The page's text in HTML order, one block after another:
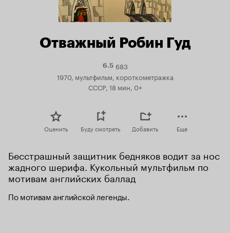
Отважный Робин Гуд
6.5Рейтинг
6.5
683
1970, мультфильм, короткометражка
СССР, 18 мин, 0+
Оценить Буду смотреть Добавить Еще
Бесстрашный защитник бедняков водит за нос
жадного шерифа. Кукольный мультфильм по
мотивам английских баллад
По мотивам английской легенды.